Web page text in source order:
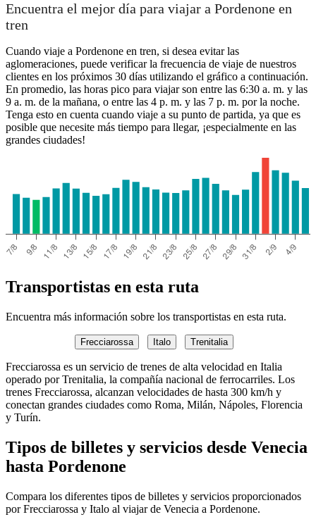
Encuentra el mejor día para viajar a Pordenone en
tren
Cuando viaje a Pordenone en tren, si desea evitar las
aglomeraciones, puede verificar la frecuencia de viaje de nuestros
clientes en los próximos 30 días utilizando el gráfico a continuación.
En promedio, las horas pico para viajar son entre las 6:30 a. m. y las
9 a. m. de la mañana, o entre las 4 p. m. y las 7 p. m. por la noche.
Tenga esto en cuenta cuando viaje a su punto de partida, ya que es
posible que necesite más tiempo para llegar, ¡especialmente en las
grandes ciudades!
Transportistas en esta ruta
Encuentra más información sobre los transportistas en esta ruta.
Frecciarossa Italo Trenitalia
Frecciarossa es un servicio de trenes de alta velocidad en Italia
operado por Trenitalia, la compañía nacional de ferrocarriles. Los
trenes Frecciarossa, alcanzan velocidades de hasta 300 km/h y
conectan grandes ciudades como Roma, Milán, Nápoles, Florencia
y Turín.
Tipos de billetes y servicios desde Venecia
hasta Pordenone
Compara los diferentes tipos de billetes y servicios proporcionados
por Frecciarossa y Italo al viajar de Venecia a Pordenone.